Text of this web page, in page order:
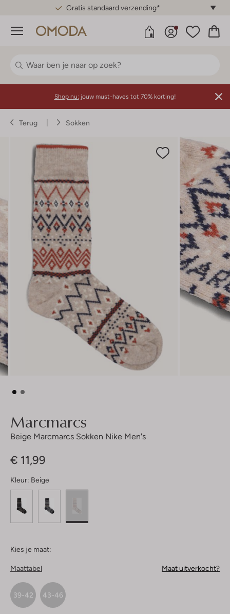
Gratis standaard verzending*
Menu
Shop nu: jouw must-haves tot 70% korting!
Terug Sokken
Marcmarcs
Beige Marcmarcs Sokken Nike Men's
€ 11,99
Kleur: Beige
Kies je maat:
Maattabel Maat uitverkocht?
39-42 43-46